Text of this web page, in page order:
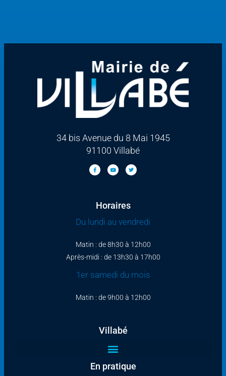
34 bis Avenue du 8 Mai 1945
91100 Villabé
Horaires
Du lundi au vendredi
Matin : de 8h30 à 12h00
Après-midi : de 13h30 à 17h00
1er samedi du mois
Matin : de 9h00 à 12h00
Villabé
En pratique